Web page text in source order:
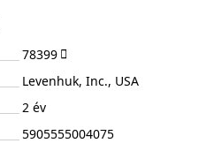
78399
Levenhuk, Inc., USA
2 év
5905555004075